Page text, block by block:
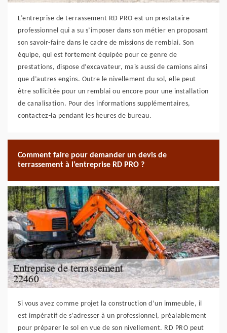
L’entreprise de terrassement RD PRO est un prestataire
professionnel qui a su s’imposer dans son métier en proposant
son savoir-faire dans le cadre de missions de remblai. Son
équipe, qui est fortement équipée pour ce genre de
prestations, dispose d’excavateur, mais aussi de camions ainsi
que d’autres engins. Outre le nivellement du sol, elle peut
être sollicitée pour un remblai ou encore pour une installation
de canalisation. Pour des informations supplémentaires,
contactez-la pendant les heures de bureau.
Comment faire pour demander un devis de
terrassement à l’entreprise RD PRO ?
Si vous avez comme projet la construction d’un immeuble, il
est impératif de s’adresser à un professionnel, préalablement
pour préparer le sol en vue de son nivellement. RD PRO peut